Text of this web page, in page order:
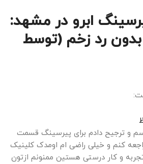
ابرو در مشهد:
رد زخم (توسط
و ترجیح دادم برای پیرسینگ قسمت
کنم و خیلی راضی ام اومدک کلینیک
و کار درستی هستین ممنونم ازتون